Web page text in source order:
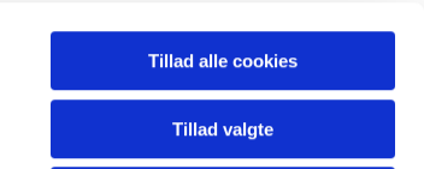
Tillad alle cookies
Tillad valgte